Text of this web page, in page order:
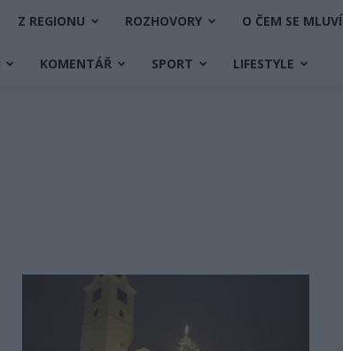
Z REGIONU ROZHOVORY O ČEM SE MLUVÍ
KOMENTÁŘ SPORT LIFESTYLE